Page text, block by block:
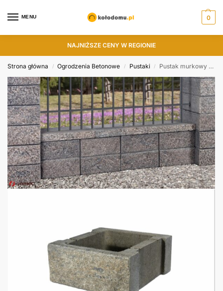
MENU 0
NAJNIŻSZE CENY W REGIONIE
Strona główna / Ogrodzenia Betonowe / Pustaki / Pustak murkowy GTM38 Joniec 38x38x15.8